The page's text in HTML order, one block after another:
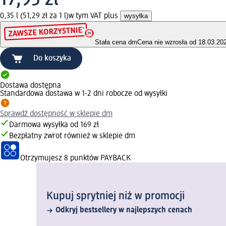
0,35 l (51,29 zł za 1 l)w tym VAT plus wysyłka
Stała cena dmCena nie wzrosła od
Do koszyka
Dostawa dostępna
Standardowa dostawa w 1-2 dni robocze od wysyłki
Sprawdź dostępność w sklepie dm
Darmowa wysyłka od 169 zł
Bezpłatny zwrot również w sklepie dm
Otrzymujesz 8 punktów PAYBACK
Kupuj sprytniej niż w promocji
Odkryj bestsellery w najlepszych cenach